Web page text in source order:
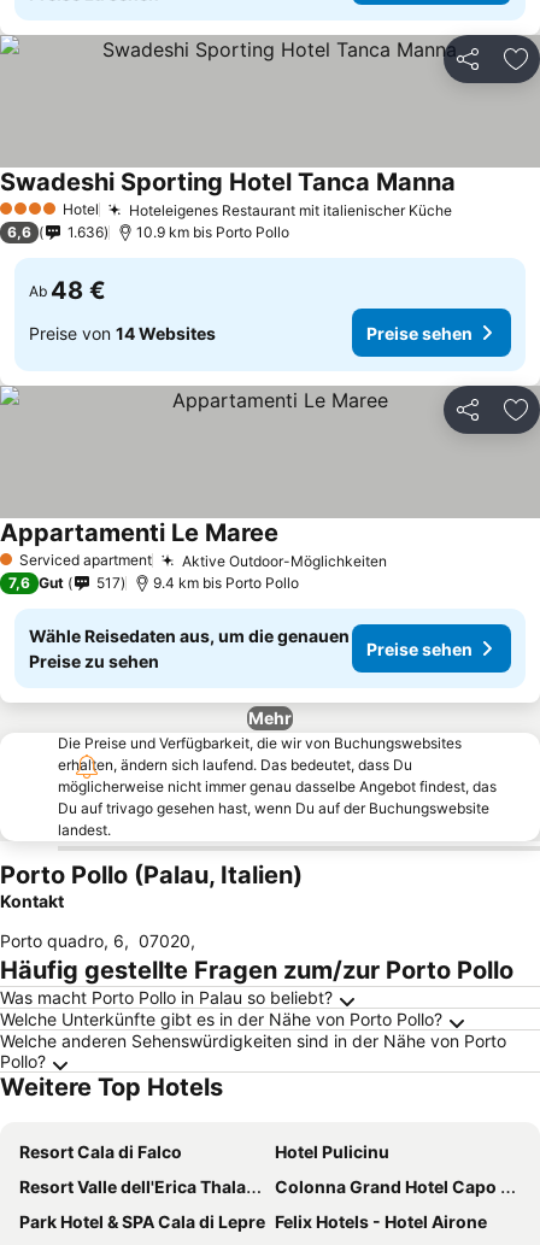
Teilen
4 Sterne Hotel Hoteleigenes Restaurant mit italienischer Küche
Swadeshi Sporting Hotel Tanca Manna
6,6 1.636 10.9 km bis Porto Pollo
Ab 48 €
Preise von 14 Websites Preise sehen
Teilen
1 Sterne
Serviced apartment Aktive Outdoor-Möglichkeiten
Appartamenti Le Maree
7,6 Gut 517 9.4 km bis Porto Pollo
Wähle Reisedaten aus, um die genauen
Preise zu sehen
Preise sehen
Mehr
Die Preise und Verfügbarkeit, die wir von Buchungswebsites
erhalten, ändern sich laufend. Das bedeutet, dass Du
möglicherweise nicht immer genau dasselbe Angebot findest, das
Du auf trivago gesehen hast, wenn Du auf der Buchungswebsite
landest.
Porto Pollo (Palau, Italien)
Kontakt
Porto quadro, 6, 07020,
Häufig gestellte Fragen zum/zur Porto Pollo
Was macht Porto Pollo in Palau so beliebt?
Welche Unterkünfte gibt es in der Nähe von Porto Pollo?
Welche anderen Sehenswürdigkeiten sind in der Nähe von Porto
Pollo?
Weitere Top Hotels
Resort Cala di Falco
Hotel Pulicinu
Resort Valle dell'Erica Thalasso & SPA
Colonna Grand Hotel Capo Testa
Park Hotel & SPA Cala di Lepre Felix Hotels - Hotel Airone